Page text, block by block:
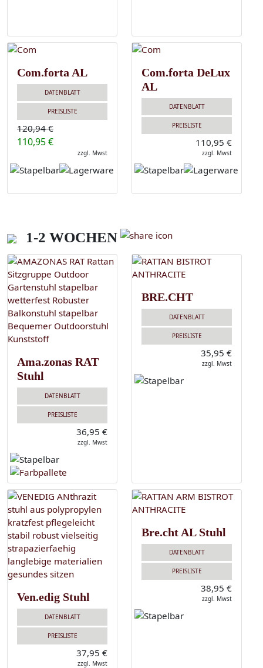
Com.forta AL
DATENBLATT
PREISLISTE
120,94 €
110,95 €
zzgl. Mwst
Com.forta DeLux
AL
DATENBLATT
PREISLISTE
110,95 €
zzgl. Mwst
1-2 WOCHEN
Ama.zonas RAT
Stuhl
DATENBLATT
PREISLISTE
36,95 €
zzgl. Mwst
BRE.CHT
DATENBLATT
PREISLISTE
35,95 €
zzgl. Mwst
Ven.edig Stuhl
DATENBLATT
PREISLISTE
37,95 €
zzgl. Mwst
Bre.cht AL Stuhl
DATENBLATT
PREISLISTE
38,95 €
zzgl. Mwst